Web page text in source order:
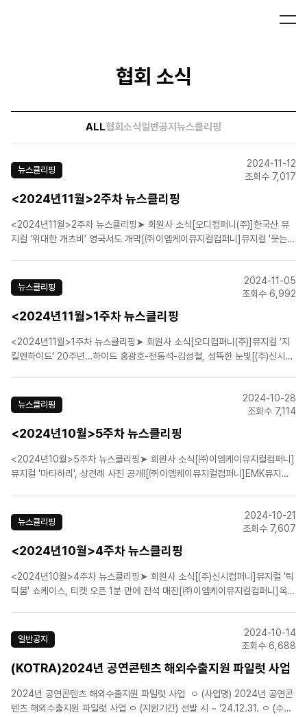
협회 소식
ALL협회소식일반공지 뉴스클리핑
뉴스클리핑
2024-11-12
조회수 7,017
<2024년11월>2주차 뉴스클리핑
<2024년11월>2주차 뉴스클리핑➤ 회원사 소식[오디컴퍼니(주)]한국산 뮤
지컬 ‘위대한 개츠비’ 영국서도 개막[㈜이엠케이뮤지컬컴퍼니]뮤지컬 '웃는
'알라딘' 연습 포토 공개![에이치제이컬쳐..
뉴스클리핑
2024-11-05
조회수 6,992
<2024년11월>1주차 뉴스클리핑
<2024년11월>1주차 뉴스클리핑➤ 회원사 소식[오디컴퍼니(주)]뮤지컬 ‘지
킬앤하이드’ 20주년…하이드 홍광호-전동석-김성철, 섬뜩한 눈빛[(주)신시컴
스앤코(주)]뮤지컬 '알라딘' 새해 공연, ..
뉴스클리핑
2024-10-28
조회수 7,114
<2024년10월>5주차 뉴스클리핑
<2024년10월>5주차 뉴스클리핑 ➤ 회원사 소식[㈜이엠케이뮤지컬컴퍼니]
뮤지컬 '마타하리', 상견례 사진 공개![㈜이엠케이뮤지컬컴퍼니]EMK뮤지컬
관객 돌파[에이치제이컬쳐(주)]소설 속 살인마가 현..
뉴스클리핑
2024-10-21
조회수 7,607
<2024년10월>4주차 뉴스클리핑
<2024년10월>4주차 뉴스클리핑➤ 회원사 소식[(주)신시컴퍼니]뮤지컬 '틱
틱붐' 쇼케이스, 티켓 오픈 1분 만에 전석 매진[㈜이엠케이뮤지컬컴퍼니]옥주
(주)]"흥행 신화 새로 쓴다"...뮤지컬 '..
일반공지
2024-10-14
조회수 6,688
(KOTRA)2024년 공연콘텐츠 해외수출지원 파일럿 사업
2024년 공연콘텐츠 해외수출지원 파일럿 사업 ㅇ (사업명) 2024년 공연콘
텐츠 해외수출지원 파일럿 사업 ㅇ (지원기간) 선발 시 ~ ‘24.12.31. ㅇ (수행)